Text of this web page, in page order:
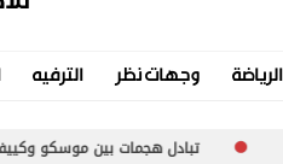
الرياضة وجهات نظر الترفيه
تبادل هجمات بين موسكو وكييف يطال